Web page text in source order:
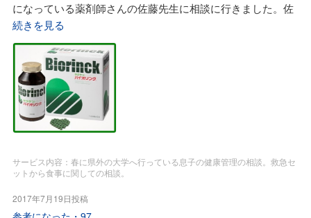
環を改善する事が一番に必要とか。
又、40歳過ぎているから活血化瘀とともにAGEs(終末糖化産
物)対策の同時にとのこと。
佐藤先生からAGEs(終末糖化産物)について詳しく教えていた
だきました。
漢方の言葉に「抗老防衰」があるとの事。
老化は自然の摂理ですが最近は「早老化(実年齢よりも早く老
化する事)」が多いとの事、文明文化の進歩は便利だけれど気
この早老化の一因に関係しているのがAGEs(終末糖化産物)だ
そうです。
漢方での活血化瘀はAGEs(終末糖化産物)減少にも効果がある
らしいです。
になっている薬剤師さんの佐藤先生に相談に行きました。佐
藤先生には息子が一人で生活開始するときに救急箱セットを
作って戴いたし受験勉強中にも先生曰く「頭のよくなる動物
性生薬」を教えて戴きました。佐藤先生の救急箱には漢方薬
や自然の恵みエキスが体調のイラストとと飲み方の冊子を付
けてくれて、とても助かりました。今回、息子の心身の不調
を相談したら佐藤先生から「薬よりも先ずは『正食』の実践
が必要」と言われ奨められたのは「バイオリンク粒」でし
BCEx顆粒」と「若蘇源」を毎食後に1包、それと漢方薬の
「八味地黄丸」を奨められ半年ほど服用していたらNGSP・
ために薦められたのは「 バイオリンクBCEx顆粒」ではなく
続きを見る
サービス内容：春に県外の大学へ行っている息子の健康管理の相談。救急セ
ットから食事に関しての相談。
2017年7月19日投稿